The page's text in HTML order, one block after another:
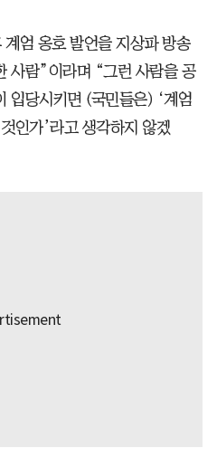
엄 옹호 발언을 지상파 방송
사람”이라며 “그런 사람을 공
입당시키면 (국민들은) ‘계엄
인가’라고 생각하지 않겠